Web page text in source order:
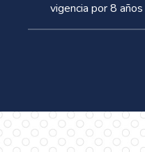
vigencia por 8 años